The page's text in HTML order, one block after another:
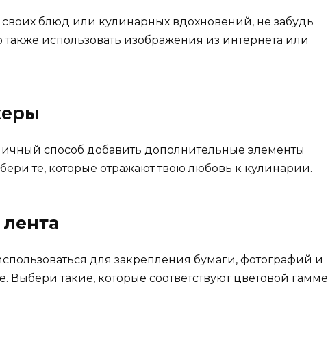
своих блюд или кулинарных вдохновений, не забудь
использовать изображения из интернета или
способ добавить дополнительные элементы
те, которые отражают твою любовь к кулинарии.
для закрепления бумаги, фотографий и
Выбери такие, которые соответствуют цветовой гамме